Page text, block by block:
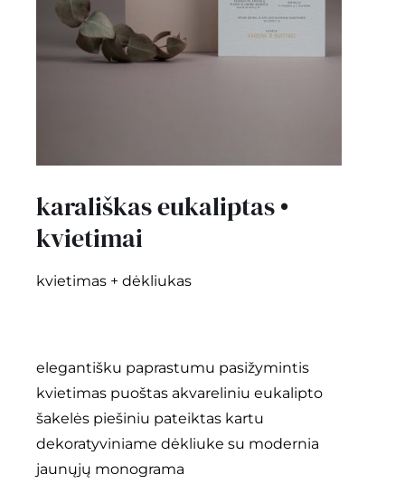
kontaktai
karališkas eukaliptas •
kvietimai
kvietimas + dėkliukas
elegantišku paprastumu pasižymintis
kvietimas puoštas akvareliniu eukalipto
šakelės piešiniu pateiktas kartu
dekoratyviniame dėkliuke su modernia
jaunųjų monograma